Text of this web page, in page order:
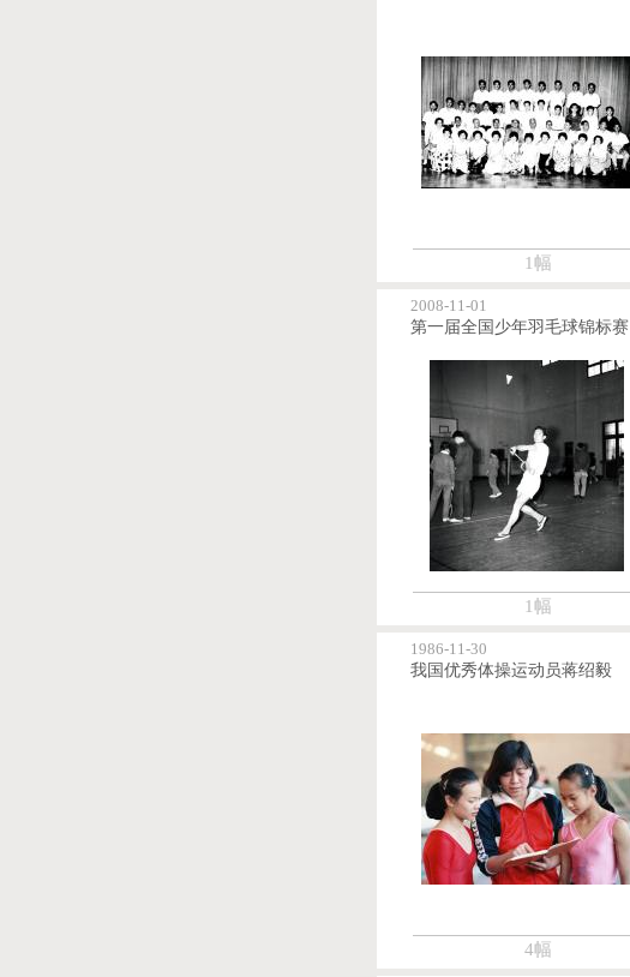
1幅
2008-11-01
第一届全国少年羽毛球锦标赛
1幅
1986-11-30
我国优秀体操运动员蒋绍毅
4幅